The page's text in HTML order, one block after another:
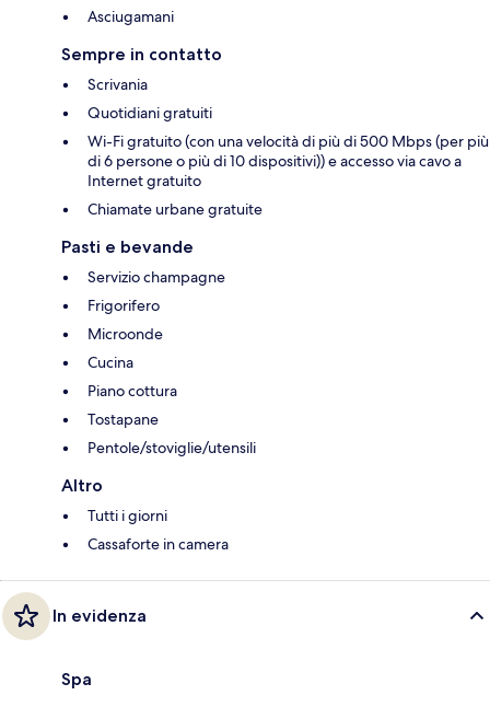
Asciugamani
Sempre in contatto
Scrivania
Quotidiani gratuiti
Wi-Fi gratuito (con una velocità di più di 500 Mbps (per più
di 6 persone o più di 10 dispositivi)) e accesso via cavo a
Internet gratuito
Chiamate urbane gratuite
Pasti e bevande
Servizio champagne
Frigorifero
Microonde
Cucina
Piano cottura
Tostapane
Pentole/stoviglie/utensili
Altro
Tutti i giorni
Cassaforte in camera
In evidenza
Spa